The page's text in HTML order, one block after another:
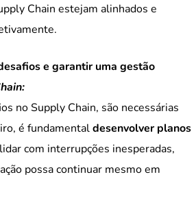
Chain estejam alinhados e
e garantir uma gestão
no Supply Chain, são necessárias
é fundamentaldesenvolver planos
com interrupções inesperadas,
possa continuar mesmo em